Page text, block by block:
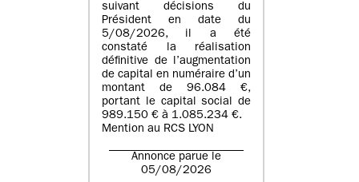
suivant décisions du
Président en date du
5/08/2026, il a été
constaté la réalisation
définitive de l’augmentation
de capital en numéraire d’un
montant de 96.084 €,
portant le capital social de
989.150 € à 1.085.234 €.
Mention au RCS LYON
Annonce parue le
05/08/2026